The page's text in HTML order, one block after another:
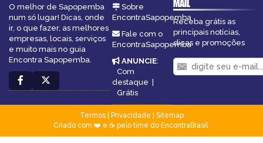
O melhor de Sapopemba
num só lugar! Dicas, onde
ir, o que fazer, as melhores
empresas, locais, serviços
e muito mais no guia
Encontra Sapopemba.
Sobre
EncontraSapopemba
Fale com o
EncontraSapopemba
ANUNCIE:
Com
destaque
Grátis
MAIL
Receba grátis as
principais notícias,
dicas e promoções
Termos| Privacidade
Sitemap
Criado com ❤️ e ☕ pelo time do EncontraBrasil